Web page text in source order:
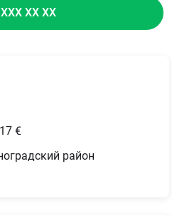
€
район
XX XX